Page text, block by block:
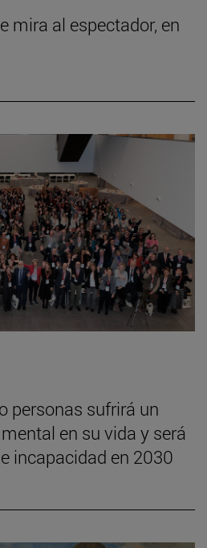
mira al espectador, en
personas sufrirá un
en su vida y será
incapacidad en 2030